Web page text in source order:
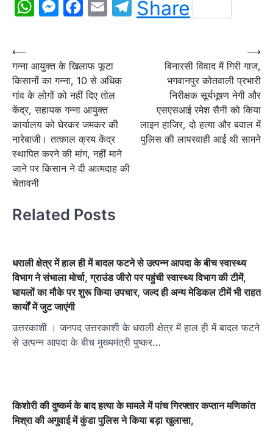
WhatsApp
Messenger
Facebook
EmailTelegram
Share
Post
navigation
⟵
गन्ना आयुक्त के खिलाफ फूटा
किसानों का गन्ना, 10 से अधिक
गांव के लोगों को नहीं दिए तोल
केंद्र, सहायक गन्ना आयुक्त
कार्यालय को घेरकर जमकर की
नारेबाजी। तत्काल क्रय केंद्र
स्थापित करने की मांग, नहीं माने
जाने पर किसान ने दी आत्मदाह की
चेतावनी
बिनारसी विवाद में गिरी गाज,
भगवानपुर कोतवाली प्रभारी
निरीक्षक सूर्यभूषण नेगी और
एसएसआई रमेश सैनी को किया
लाइन हाजिर, दो हत्या और बवाल में
पुलिस की लापरवाही आई थी सामने
⟶
Related Posts
धराली क्षेत्र में हाल ही में बादल फटने से उत्पन्न आपदा के बीच स्वास्थ्य
विभाग ने संभाला मोर्चा, ग्राउंड जीरो पर पहुंची स्वास्थ्य विभाग की टीमें,
घायलों का मौके पर शुरू किया उपचार, जल्द ही अन्य मेडिकल टीमें भी राहत
कार्यों में जुट जाएंगी
उत्तरकाशी । जनपद उत्तरकाशी के धराली क्षेत्र में हाल ही में बादल फटने
से उत्पन्न आपदा के बीच मुख्यमंत्री पुष्कर…
किशोरी की दुष्कर्म के बाद हत्या के मामले में पांच गिरफ्तार कप्तान मणिकांत
मिश्रा की अगुवाई में कुंडा पुलिस ने किया बड़ा खुलासा,